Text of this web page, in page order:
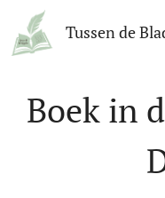
Tussen de
Boek in